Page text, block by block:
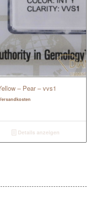
– Pear – vvs1
Details anzeigen